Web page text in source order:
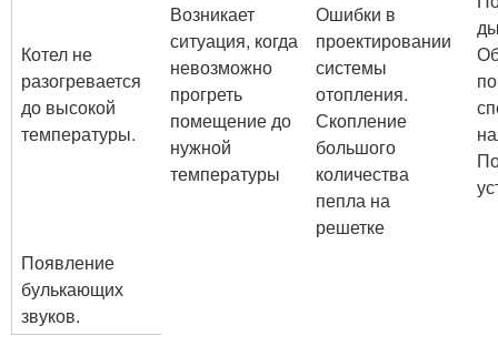
Котел не
разогревается
до высокой
температуры.
Возникает
ситуация, когда
невозможно
прогреть
помещение до
нужной
температуры
Ошибки в
проектировании
системы
отопления.
Скопление
большого
количества
пепла на
решетке
Появление
булькающих
звуков.